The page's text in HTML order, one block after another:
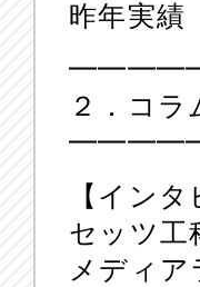
昨年実績
２．コラ
【イン
セッツ工
メディア